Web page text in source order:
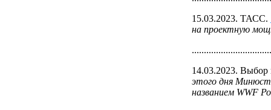
15.03.2023. ТАСС.
на проектную
14.03.2023. Выбор
этого дня Минюст
названием WWF